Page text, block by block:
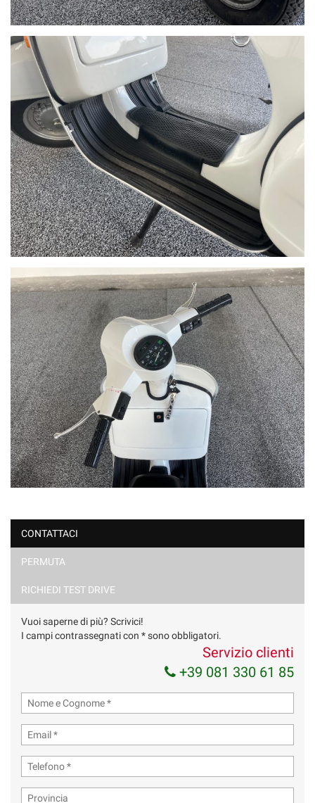
CONTATTACI
PERMUTA
RICHIEDI TEST DRIVE
Vuoi saperne di più? Scrivici!
I campi contrassegnati con * sono obbligatori.
Servizio clienti
+39 081 330 61 85